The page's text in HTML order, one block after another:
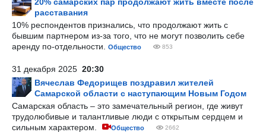
расставания
10% респондентов признались, что продолжают жить с
бывшим партнером из-за того, что не могут позволить себе
аренду по-отдельности.
Общество 853
31 декабря 2025 20:30
Вячеслав Федорищев поздравил жителей
Самарской области с наступающим Новым Годом
Самарская область – это замечательный регион, где живут
трудолюбивые и талантливые люди с открытым сердцем и
сильным характером.
Общество 2662